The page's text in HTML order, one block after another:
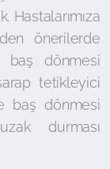
önerilerde
baş dönmesi
tetikleyici
baş dönmesi
durması